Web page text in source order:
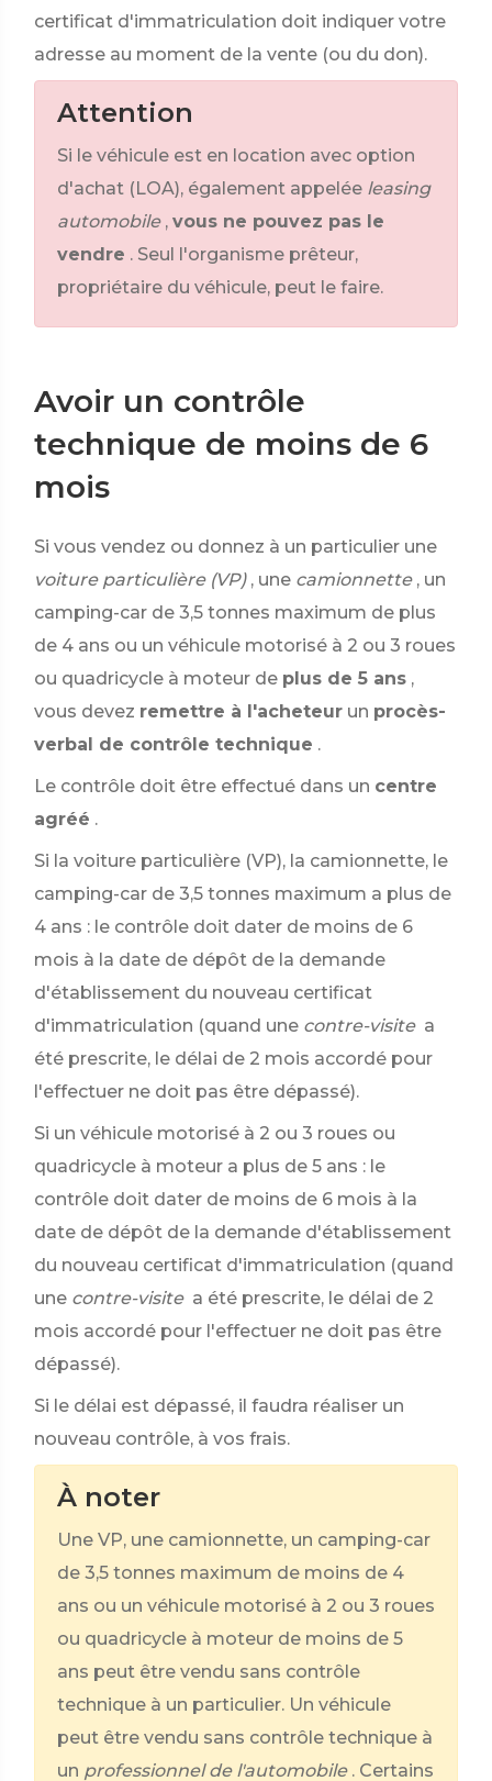
certificat d'immatriculation doit indiquer votre
adresse au moment de la vente (ou du don).
Attention
Si le véhicule est en location avec option
d'achat (LOA), également appelée leasing
automobile , vous ne pouvez pas le
vendre . Seul l'organisme prêteur,
propriétaire du véhicule, peut le faire.
Avoir un contrôle
technique de moins de 6
mois
Si vous vendez ou donnez à un particulier une
voiture particulière (VP) , une camionnette , un
camping-car de 3,5 tonnes maximum de plus
de 4 ans ou un véhicule motorisé à 2 ou 3 roues
ou quadricycle à moteur de plus de 5 ans ,
vous devez remettre à l'acheteur un procès-
verbal de contrôle technique .
Le contrôle doit être effectué dans un centre
agréé .
Si la voiture particulière (VP), la camionnette, le
camping-car de 3,5 tonnes maximum a plus de
4 ans : le contrôle doit dater de moins de 6
mois à la date de dépôt de la demande
d'établissement du nouveau certificat
d'immatriculation (quand une contre-visite a
été prescrite, le délai de 2 mois accordé pour
l'effectuer ne doit pas être dépassé).
Si un véhicule motorisé à 2 ou 3 roues ou
quadricycle à moteur a plus de 5 ans : le
contrôle doit dater de moins de 6 mois à la
date de dépôt de la demande d'établissement
du nouveau certificat d'immatriculation (quand
une contre-visite a été prescrite, le délai de 2
mois accordé pour l'effectuer ne doit pas être
dépassé).
Si le délai est dépassé, il faudra réaliser un
nouveau contrôle, à vos frais.
À noter
Une VP, une camionnette, un camping-car
de 3,5 tonnes maximum de moins de 4
ans ou un véhicule motorisé à 2 ou 3 roues
ou quadricycle à moteur de moins de 5
ans peut être vendu sans contrôle
technique à un particulier. Un véhicule
peut être vendu sans contrôle technique à
un professionnel de l'automobile . Certains